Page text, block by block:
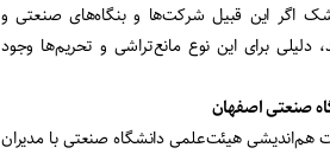
اگر این قبیل شرکت‌ها و بنگاه‌های صنعتی و
دلیلی برای این نوع مانع‌تراشی و تحریم‌ها وجود
صنعتی اصفهان
هم‌اندیشی هیئت‌علمی دانشگاه صنعتی با مدیران